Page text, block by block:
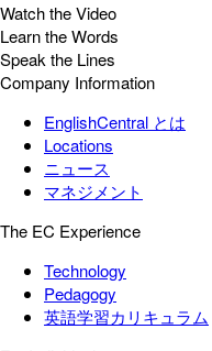
Watch the Video
Learn the Words
Speak the Lines
Company Information
EnglishCentral とは
Locations
ニュース
マネジメント
The EC Experience
Technology
Pedagogy
英語学習カリキュラム